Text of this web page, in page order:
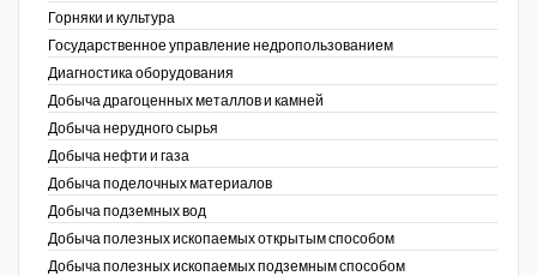
Горняки и культура
Государственное управление недропользованием
Диагностика оборудования
Добыча драгоценных металлов и камней
Добыча нерудного сырья
Добыча нефти и газа
Добыча поделочных материалов
Добыча подземных вод
Добыча полезных ископаемых открытым способом
Добыча полезных ископаемых подземным способом
Уголь
Уголь Кузбасса
Химагрегаты
Coal People Magazine